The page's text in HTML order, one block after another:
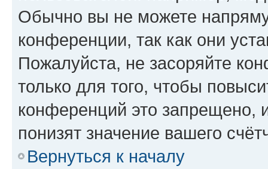
Обычно вы не можете
конференции, так как они
Пожалуйста, не засоряйте
только для того, чтобы
конференций это запрещено,
понизят значение вашего
Вернуться к началу